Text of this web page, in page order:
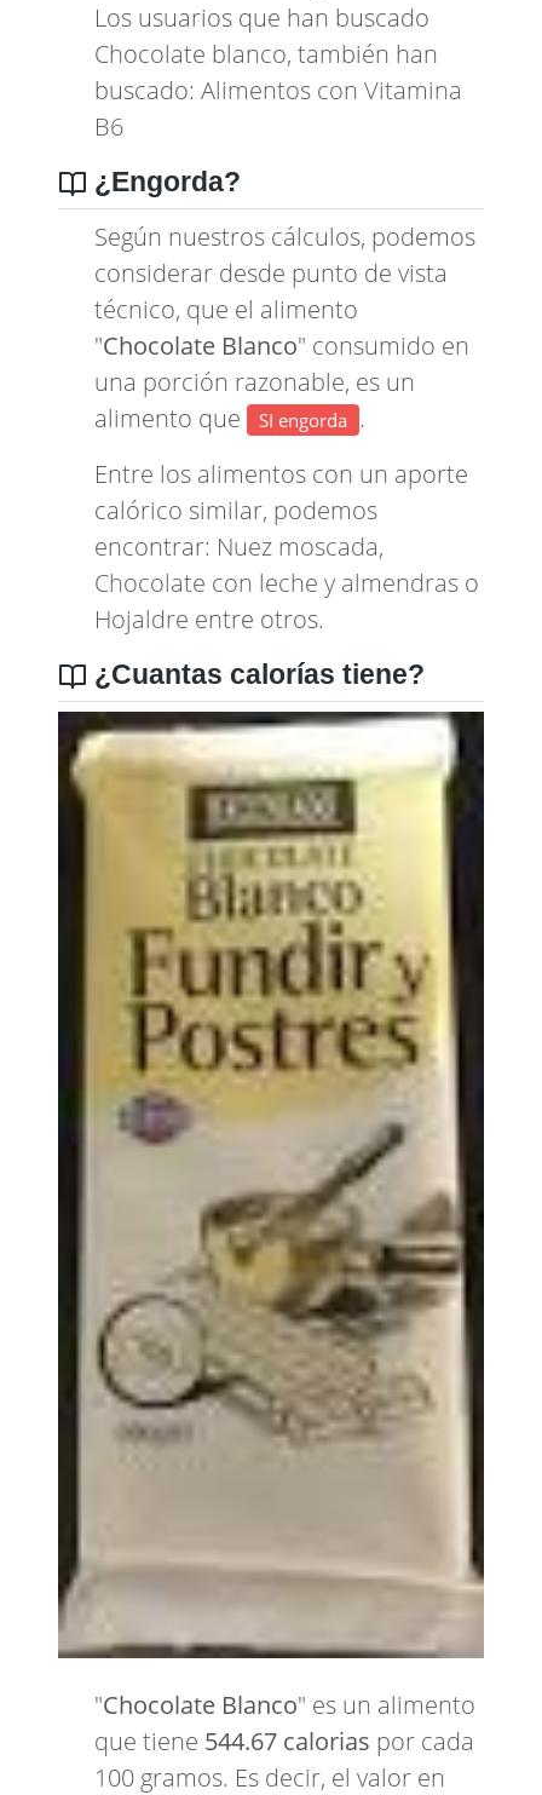
Los usuarios que han buscado
Chocolate blanco, también han
buscado: Alimentos con Vitamina
B6
¿Engorda?
Según nuestros cálculos, podemos
considerar desde punto de vista
técnico, que el alimento
"Chocolate Blanco" consumido en
una porción razonable, es un
alimento que
SI engorda .
Entre los alimentos con un aporte
calórico similar, podemos
encontrar: Nuez moscada,
Chocolate con leche y almendras o
Hojaldre entre otros.
¿Cuantas calorías tiene?
"Chocolate Blanco" es un alimento
que tiene 544.67 calorias por cada
100 gramos. Es decir, el valor en